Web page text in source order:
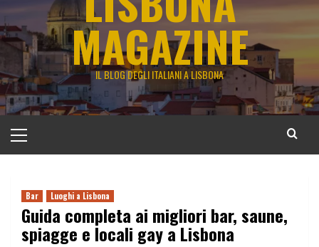
MAGAZINE
IL BLOG DEGLI ITALIANI A LISBONA
principale
Bar Luoghi a Lisbona
Guida completa ai migliori bar, saune,
spiagge e locali gay a Lisbona